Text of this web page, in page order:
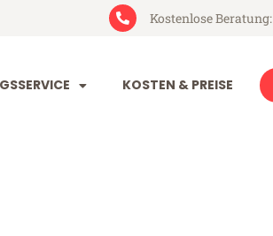
Kostenlose Beratung:
KOSTEN & PREISE